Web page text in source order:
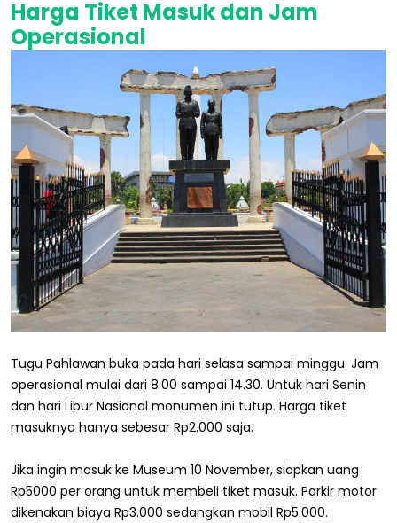
Harga Tiket Masuk dan Jam
Operasional
Tugu Pahlawan buka pada hari selasa sampai minggu. Jam
operasional mulai dari 8.00 sampai 14.30. Untuk hari Senin
dan hari Libur Nasional monumen ini tutup. Harga tiket
masuknya hanya sebesar Rp2.000 saja.
Jika ingin masuk ke Museum 10 November, siapkan uang
Rp5000 per orang untuk membeli tiket masuk. Parkir motor
dikenakan biaya Rp3.000 sedangkan mobil Rp5.000.